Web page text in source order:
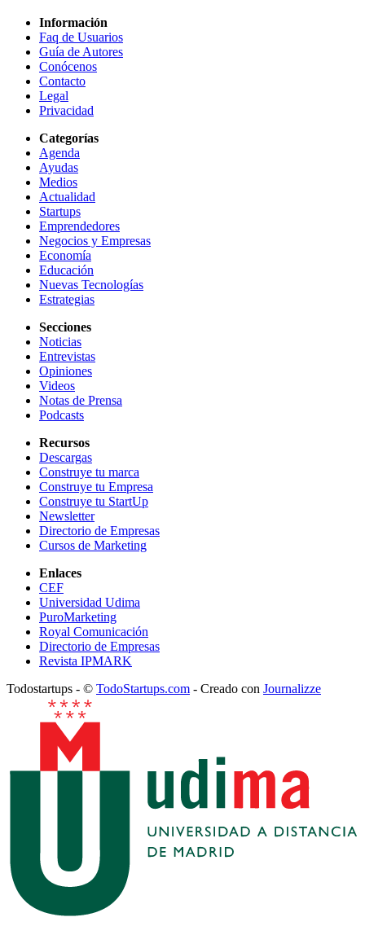
Información
Faq de Usuarios
Guía de Autores
Conócenos
Contacto
Legal
Privacidad
Categorías
Agenda
Ayudas
Medios
Actualidad
Startups
Emprendedores
Negocios y Empresas
Economía
Educación
Nuevas Tecnologías
Estrategias
Secciones
Noticias
Entrevistas
Opiniones
Videos
Notas de Prensa
Podcasts
Recursos
Descargas
Construye tu marca
Construye tu Empresa
Construye tu StartUp
Newsletter
Directorio de Empresas
Cursos de Marketing
Enlaces
CEF
Universidad Udima
PuroMarketing
Royal Comunicación
Directorio de Empresas
Revista IPMARK
Todostartups - © TodoStartups.com - Creado con Journalizze